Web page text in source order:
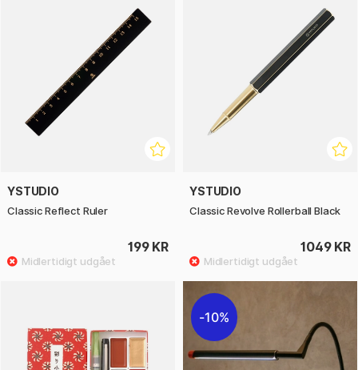
YSTUDIO
Classic Reflect Ruler
199 KR
YSTUDIO
Classic Revolve Rollerball Black
1049 KR
10%